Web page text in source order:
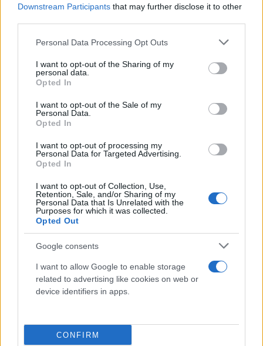
Downstream Participants that may further disclose it to other
Please note that this website/app uses one or more Google
not limited to your visit or usage behaviour. You may click to
grant or deny consent to Google and its third-party tags to
use your data for below specified purposes in below Google
consent section.
Personal Data Processing Opt Outs
I want to opt-out of the Sharing of my
personal data.
Opted In
I want to opt-out of the Sale of my
Personal Data.
Opted In
I want to opt-out of processing my
Personal Data for Targeted Advertising.
Opted In
I want to opt-out of Collection, Use,
Retention, Sale, and/or Sharing of my
Personal Data that Is Unrelated with the
Purposes for which it was collected.
Opted Out
Google consents
I want to allow Google to enable storage
related to advertising like cookies on web or
device identifiers in apps.
CONFIRM
Συνοπτικά αναφέρεται ότι η TikTok Addiction Scale
συγκεκριμένα τη συνεχή ενασχόληση (salience), τη
μεταβολή της διάθεσης (mood modification), την
ανοχή (tolerance), τα συμπτώματα στέρησης
(withdrawal symptoms), τις συγκρούσεις (conflict)
Scale περιλαμβάνει 15 ερωτήσεις και για να
απαντηθούν χρειάζονται περίπου μόνο 3-4 λεπτά.
Η TikTok Addiction Scale αποτελεί την πρώτη
κλίμακα διεθνώς για τη μέτρηση του εθισμού στο
TikTok. Η εξαιρετική αξιοπιστία και εγκυρότητα της
TikTok Addiction Scale, καθώς επίσης και η
απλότητα και η ευκολία στη συμπλήρωσή της
δίνουν τη δυνατότητα στους ερευνητές να την
χρησιμοποιήσουν στις μελέτες τους για τη
TikTok Addiction Scale μπορεί να χρησιμοποιηθεί
και σε κλινικό επίπεδο για την πρώιμη αναγνώριση